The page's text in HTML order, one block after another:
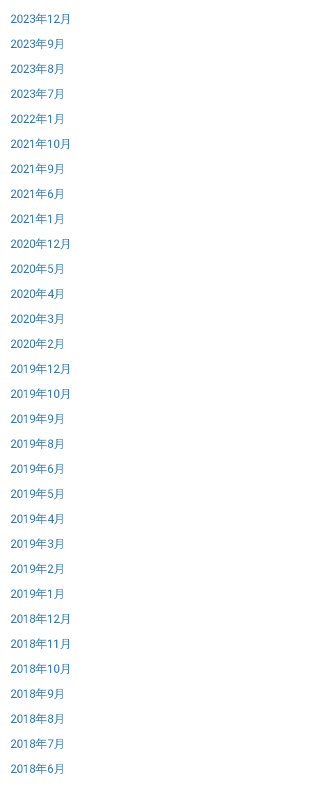
2023年12月
2023年9月
2023年8月
2023年7月
2022年1月
2021年10月
2021年9月
2021年6月
2021年1月
2020年12月
2020年5月
2020年4月
2020年3月
2020年2月
2019年12月
2019年10月
2019年9月
2019年8月
2019年6月
2019年5月
2019年4月
2019年3月
2019年2月
2019年1月
2018年12月
2018年11月
2018年10月
2018年9月
2018年8月
2018年7月
2018年6月